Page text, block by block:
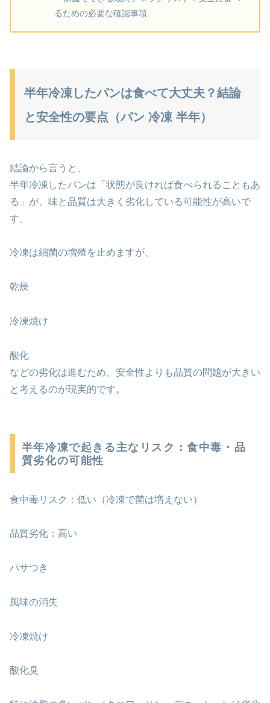
るための必要な確認事項
半年冷凍したパンは食べて大丈夫？結論
と安全性の要点（パン 冷凍 半年）
結論から言うと、
半年冷凍したパンは「状態が良ければ食べられることもあ
る」が、味と品質は大きく劣化している可能性が高いで
す。
冷凍は細菌の増殖を止めますが、
乾燥
冷凍焼け
酸化
などの劣化は進むため、安全性よりも品質の問題が大きい
と考えるのが現実的です。
半年冷凍で起きる主なリスク：食中毒・品
質劣化の可能性
食中毒リスク：低い（冷凍で菌は増えない）
品質劣化：高い
パサつき
風味の消失
冷凍焼け
酸化臭